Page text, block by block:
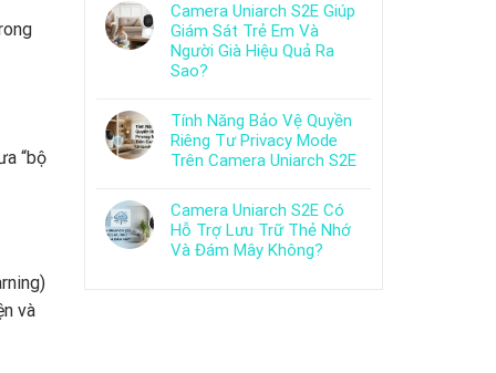
“bộ
và
Camera Uniarch S2E Giúp
Giám Sát Trẻ Em Và
Người Già Hiệu Quả Ra
Sao?
Tính Năng Bảo Vệ Quyền
Riêng Tư Privacy Mode
Trên Camera Uniarch S2E
Camera Uniarch S2E Có
Hỗ Trợ Lưu Trữ Thẻ Nhớ
Và Đám Mây Không?